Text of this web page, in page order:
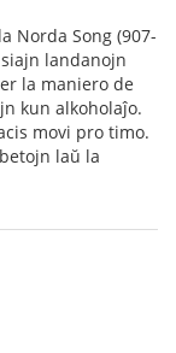
Norda Song (907-
siajn landanojn
la maniero de
kun alkoholaĵo.
movi pro timo.
laŭ la